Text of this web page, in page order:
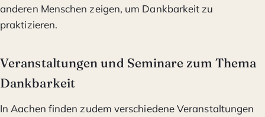
anderen Menschen zeigen, um Dankbarkeit zu
praktizieren.
Veranstaltungen und Seminare zum Thema
Dankbarkeit
In Aachen finden zudem verschiedene Veranstaltungen